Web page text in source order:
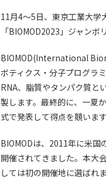
11月4～5日、東京工業大学
「BIOMOD2023」ジャン
BIOMOD(International
ボティクス・分子プログラ
RNA、脂質やタンパク質と
製します。最終的に、一夏
式で発表して得点を競います
BIOMODは、2011年に米国
開催されてきました。本大
しては初の開催地に選ばれ